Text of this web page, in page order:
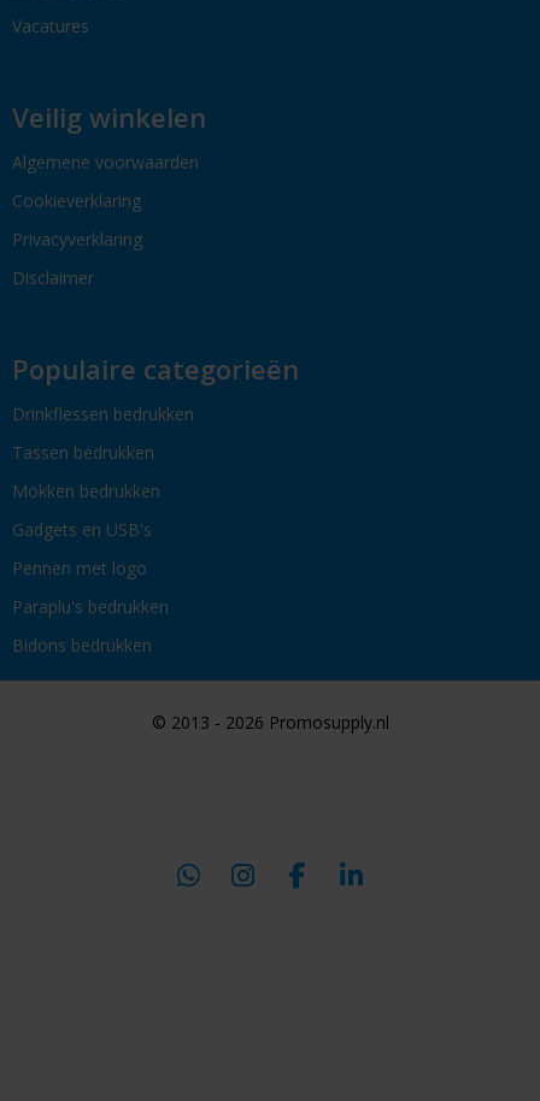
Vacatures
Veilig winkelen
Algemene voorwaarden
Cookieverklaring
Privacyverklaring
Disclaimer
Populaire categorieën
Drinkflessen bedrukken
Tassen bedrukken
Mokken bedrukken
Gadgets en USB's
Pennen met logo
Paraplu's bedrukken
Bidons bedrukken
© 2013 - 2026 Promosupply.nl